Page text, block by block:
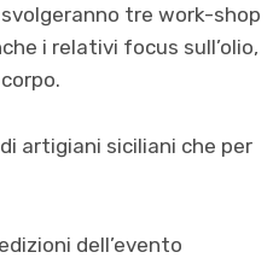
tre work-shop
i relativi focus sull’olio,
artigiani siciliani che per
dell’evento